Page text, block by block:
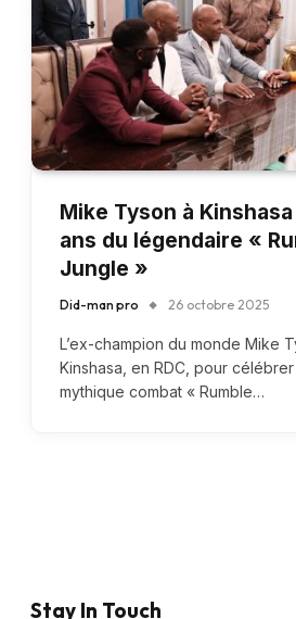
Mike Tyson à
ans du légendaire «
Jungle »
Did-man pro 26 octobre 2025
L’ex-champion du monde Mike
Kinshasa, en RDC, pour
mythique combat « Rumble…
Stay In Touch